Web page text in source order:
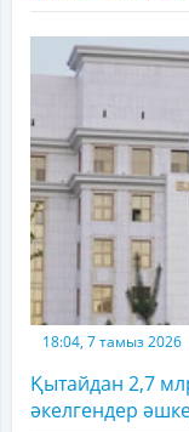
18:04, 7 тамыз 2026
Қытайдан 2,7
әкелгендер